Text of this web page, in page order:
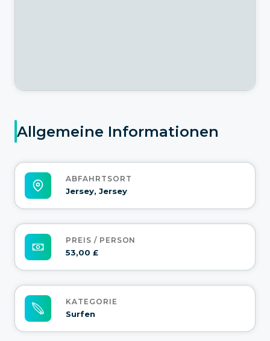
Allgemeine Informationen
ABFAHRTSORT
Jersey, Jersey
PREIS / PERSON
53,00 £
KATEGORIE
Surfen